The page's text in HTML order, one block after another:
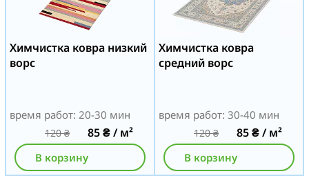
Химчистка ковра низкий
ворс
время работ: 20-30 мин
120₴ 85₴/ м²
В корзину
Химчистка ковра
средний ворс
время работ: 30-40 мин
120₴ 85₴/ м²
В корзину